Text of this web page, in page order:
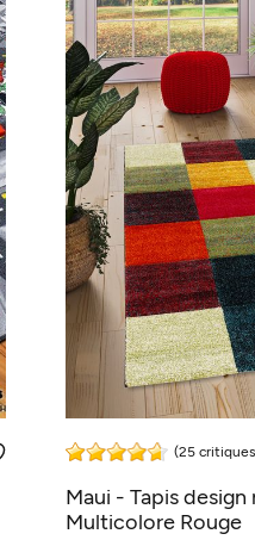
(25
Maui - Tapis
Multicolore Rouge